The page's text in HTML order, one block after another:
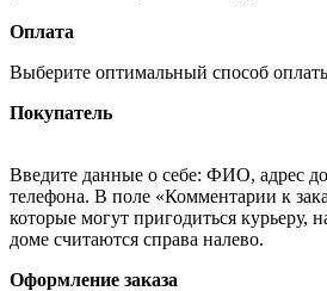
Оплата
Выберите оптимальный способ
Покупатель
Введите данные о себе: ФИО, адрес
телефона. В поле «Комментарии к
которые могут пригодиться курьеру,
доме считаются справа налево.
Оформление заказа